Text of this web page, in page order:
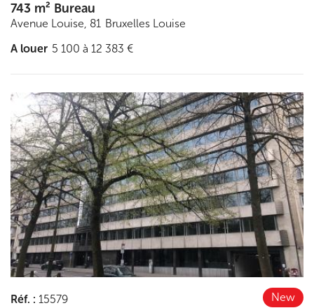
743 m² Bureau
Avenue Louise, 81 Bruxelles Louise
A louer 5 100 à 12 383 €
New
Réf. : 15579